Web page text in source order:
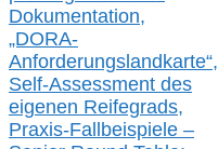
Dokumentation,
„DORA-
Anforderungslandkarte“,
Self-Assessment des
eigenen Reifegrads,
Praxis-Fallbeispiele –